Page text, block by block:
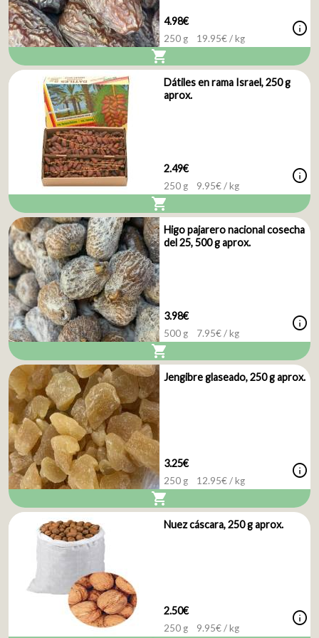
4.98€
250 g 19.95€ / kg info
shopping_cart
Dátiles en rama Israel, 250 g
aprox.
2.49€
250 g 9.95€ / kg info
shopping_cart
Higo pajarero nacional cosecha
del 25, 500 g aprox.
3.98€
500 g 7.95€ / kg info
shopping_cart
Jengibre glaseado, 250 g aprox.
3.25€
250 g 12.95€ / kg info
shopping_cart
Nuez cáscara, 250 g aprox.
2.50€
250 g 9.95€ / kg info